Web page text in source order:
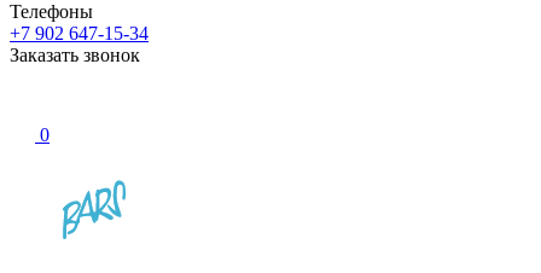
Телефоны
+7 902 647-15-34
Заказать звонок
0